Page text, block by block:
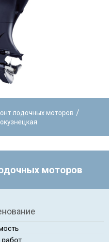
лодочных моторов /
моторов